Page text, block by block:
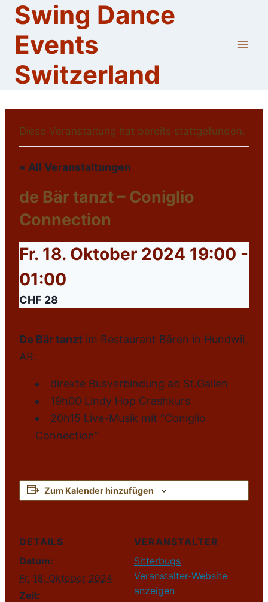
Skip
content
Swing Dance
Events
Switzerland
Diese Veranstaltung hat bereits stattgefunden.
« All Veranstaltungen
de Bär tanzt – Coniglio
Connection
Fr. 18. Oktober 2024 19:00 -
01:00
CHF 28
De Bär tanzt im Restaurant Bären in Hundwil,
AR.
direkte Busverbindung ab St.Gallen
19h00 Lindy Hop Crashkurs
20h15 Live-Musik mit “Coniglio
Connection”
Zum Kalender hinzufügen
DETAILS
Datum:
Fr. 18. Oktober 2024
Zeit:
VERANSTALTER
Sitterbugs
Veranstalter-Website
anzeigen